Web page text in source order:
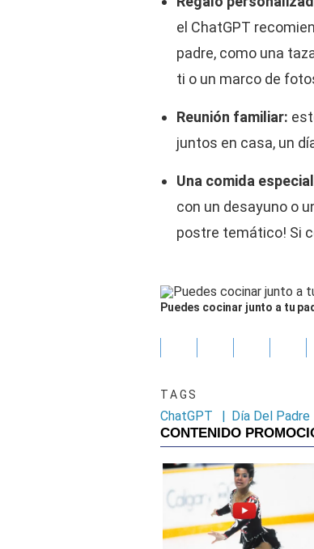
el ChatGPT
padre, como una
ti o un marco de
Reunión familiar:
juntos en casa, un
Una comida
con un desayuno o
postre temático! Si
Puedes cocinar junto a tu
TAGS
ChatGPT | Día Del Padre